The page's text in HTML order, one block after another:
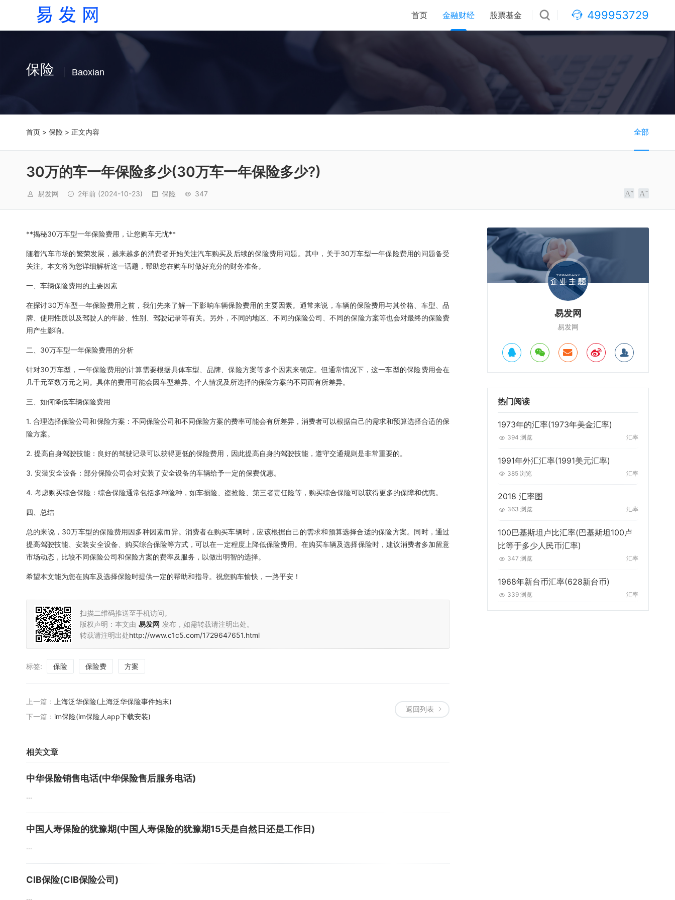
499953729
首页 金融财经 股票基金
保险 Baoxian
首页 > 保险 > 正文内容 全部
30万的车一年保险多少(30万车一年保险多少?)
易发网 2年前 (2024-10-23) 保险 347
**揭秘30万车型一年保险费用，让您购车无忧**
随着汽车市场的繁荣发展，越来越多的消费者开始关注汽车购买及后续的保险费用问题。其中，关于30万车型一年保险费用的问题备受
关注。本文将为您详细解析这一话题，帮助您在购车时做好充分的财务准备。
一、车辆保险费用的主要因素
在探讨30万车型一年保险费用之前，我们先来了解一下影响车辆保险费用的主要因素。通常来说，车辆的保险费用与其价格、车型、品
牌、使用性质以及驾驶人的年龄、性别、驾驶记录等有关。另外，不同的地区、不同的保险公司、不同的保险方案等也会对最终的保险费
用产生影响。
二、30万车型一年保险费用的分析
针对30万车型，一年保险费用的计算需要根据具体车型、品牌、保险方案等多个因素来确定。但通常情况下，这一车型的保险费用会在
几千元至数万元之间。具体的费用可能会因车型差异、个人情况及所选择的保险方案的不同而有所差异。
三、如何降低车辆保险费用
1. 合理选择保险公司和保险方案：不同保险公司和不同保险方案的费率可能会有所差异，消费者可以根据自己的需求和预算选择合适的保
险方案。
2. 提高自身驾驶技能：良好的驾驶记录可以获得更低的保险费用，因此提高自身的驾驶技能，遵守交通规则是非常重要的。
3. 安装安全设备：部分保险公司会对安装了安全设备的车辆给予一定的保费优惠。
4. 考虑购买综合保险：综合保险通常包括多种险种，如车损险、盗抢险、第三者责任险等，购买综合保险可以获得更多的保障和优惠。
四、总结
总的来说，30万车型的保险费用因多种因素而异。消费者在购买车辆时，应该根据自己的需求和预算选择合适的保险方案。同时，通过
提高驾驶技能、安装安全设备、购买综合保险等方式，可以在一定程度上降低保险费用。在购买车辆及选择保险时，建议消费者多加留意
市场动态，比较不同保险公司和保险方案的费率及服务，以做出明智的选择。
希望本文能为您在购车及选择保险时提供一定的帮助和指导。祝您购车愉快，一路平安！
扫描二维码推送至手机访问。
版权声明：本文由 易发网 发布，如需转载请注明出处。
转载请注明出处http://www.c1c5.com/1729647651.html
标签: 保险 保险费 方案
返回列表
上一篇：
上海泛华保险(上海泛华保险事件始末)
下一篇： im保险(im保险人app下载安装)
相关文章
中华保险销售电话(中华保险售后服务电话)
...
中国人寿保险的犹豫期(中国人寿保险的犹豫期15天是自然日还是工作日)
...
CIB保险(CIB保险公司)
...
易发网
易发网
热门阅读
1973年的汇率(1973年美金汇率)
394 浏览 汇率
1991年外汇汇率(1991美元汇率)
385 浏览 汇率
2018 汇率图
363 浏览 汇率
100巴基斯坦卢比汇率(巴基斯坦100卢
比等于多少人民币汇率)
347 浏览 汇率
1968年新台币汇率(628新台币)
339 浏览 汇率